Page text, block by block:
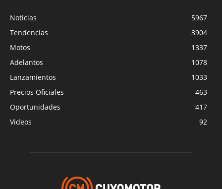
Noticias
5967
Tendencias
3904
Motos
1337
Adelantos
1078
Lanzamientos
1033
Precios Oficiales
463
Oportunidades
417
Videos
92